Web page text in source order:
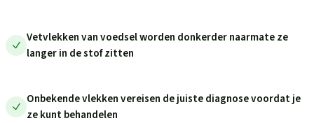
Vetvlekken van voedsel worden donkerder naarmate ze
langer in de stof zitten
Onbekende vlekken vereisen de juiste diagnose voordat je
ze kunt behandelen